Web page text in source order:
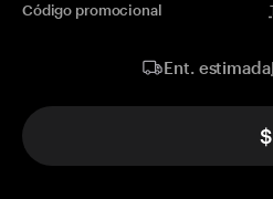
Código promocional
Ent. estimada